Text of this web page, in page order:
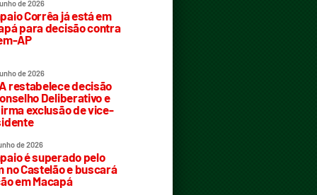
de 2026
Corrêa já está em
para decisão contra
AP
de 2026
restabelece decisão
Deliberativo e
exclusão de vice-
de 2026
é superado pelo
no Castelão e buscará
em Macapá